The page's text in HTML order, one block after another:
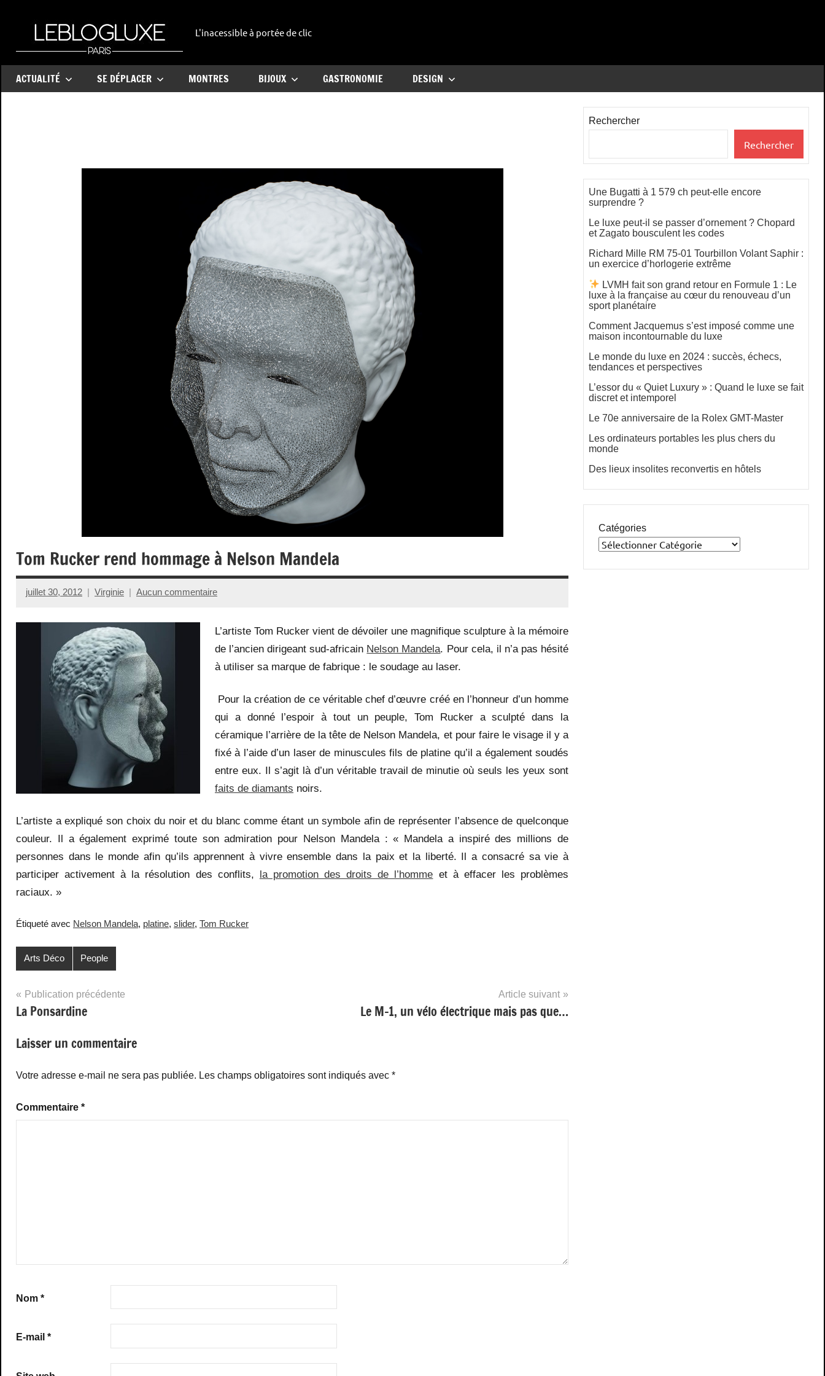
contenu
leblogluxe
L'inacessible à portée de clic
ACTUALITÉ SE DÉPLACER MONTRES BIJOUX GASTRONOMIE DESIGN
Tom Rucker rend hommage à Nelson Mandela
juillet 30, 2012 Virginie Aucun commentaire
L’artiste Tom Rucker vient de dévoiler une magnifique sculpture à la mémoire
de l’ancien dirigeant sud-africain Nelson Mandela. Pour cela, il n’a pas hésité
à utiliser sa marque de fabrique : le soudage au laser.
Pour la création de ce véritable chef d’œuvre créé en l’honneur d’un homme
qui a donné l’espoir à tout un peuple, Tom Rucker a sculpté dans la
céramique l’arrière de la tête de Nelson Mandela, et pour faire le visage il y a
fixé à l’aide d’un laser de minuscules fils de platine qu’il a également soudés
entre eux. Il s’agit là d’un véritable travail de minutie où seuls les yeux sont
faits de diamants noirs.
L’artiste a expliqué son choix du noir et du blanc comme étant un symbole afin de représenter l’absence de quelconque
couleur. Il a également exprimé toute son admiration pour Nelson Mandela : « Mandela a inspiré des millions de
personnes dans le monde afin qu’ils apprennent à vivre ensemble dans la paix et la liberté. Il a consacré sa vie à
participer activement à la résolution des conflits, la promotion des droits de l’homme et à effacer les problèmes
raciaux. »
Étiqueté avec Nelson Mandela, platine, slider, Tom Rucker
Arts Déco People
Navigation
de
l’article
Publication précédente
La Ponsardine
Article suivant
Le M-1, un vélo électrique mais pas que…
Laisser un commentaire
Votre adresse e-mail ne sera pas publiée. Les champs obligatoires sont indiqués avec *
Commentaire *
Nom *
E-mail *
Rechercher
Rechercher
Une Bugatti à 1 579 ch peut-elle encore
surprendre ?
Le luxe peut-il se passer d’ornement ? Chopard
et Zagato bousculent les codes
Richard Mille RM 75-01 Tourbillon Volant Saphir :
un exercice d’horlogerie extrême
LVMH fait son grand retour en Formule 1 : Le
luxe à la française au cœur du renouveau d’un
sport planétaire
Comment Jacquemus s’est imposé comme une
maison incontournable du luxe
Le monde du luxe en 2024 : succès, échecs,
tendances et perspectives
L’essor du « Quiet Luxury » : Quand le luxe se fait
discret et intemporel
Le 70e anniversaire de la Rolex GMT-Master
Les ordinateurs portables les plus chers du
monde
Des lieux insolites reconvertis en hôtels
Catégories